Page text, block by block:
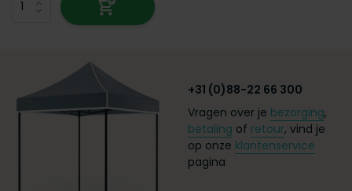
+31 (0)88-22 66 300
Vragen over je bezorging,
betaling of retour, vind je
op onze klantenservice
pagina